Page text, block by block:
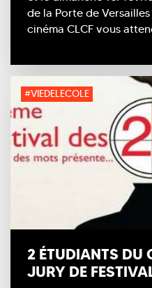
de la Porte de
cinéma CLCF vous
#VIEDELECOLE
2 ÉTUDIANTS DU
JURY DE